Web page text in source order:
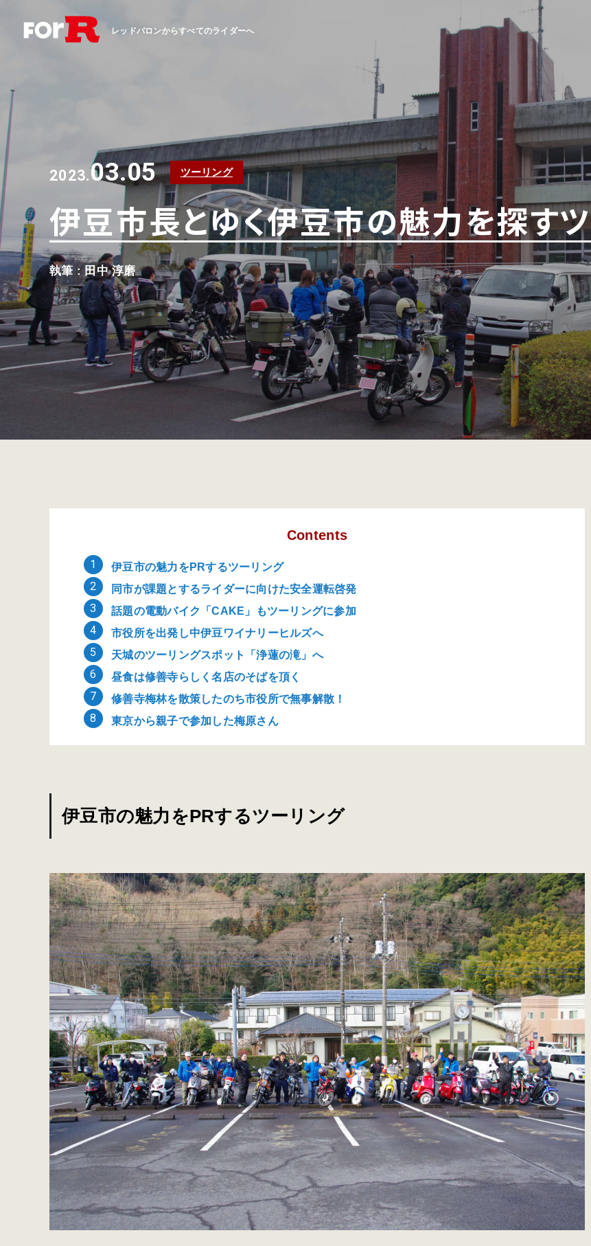
レッドバロンからすべてのライダーへ
2023.03.05 ツーリング
伊豆市長とゆく伊豆市の魅力を探す
執筆 : 田中 淳磨
Contents
伊豆市の魅力をPRするツーリング
同市が課題とするライダーに向けた安全運転啓発
話題の電動バイク「CAKE」もツーリングに参加
市役所を出発し中伊豆ワイナリーヒルズへ
天城のツーリングスポット「浄蓮の滝」へ
昼食は修善寺らしく名店のそばを頂く
修善寺梅林を散策したのち市役所で無事解散！
東京から親子で参加した梅原さん
伊豆市の魅力をPRするツーリング